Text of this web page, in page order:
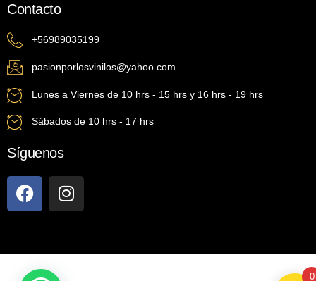
Contacto
+56989035199
pasionporlosvinilos@yahoo.com
Lunes a Viernes de 10 hrs - 15 hrs y 16 hrs - 19 hrs
Sábados de 10 hrs - 17 hrs
Síguenos
0